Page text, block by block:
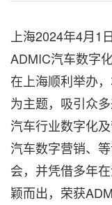
上海2024年4月1日
ADMIC汽车数字
在上海顺利举办
为主题，吸引众
汽车行业数字化
汽车数字营销、
会，并凭借多年
颖而出，荣获